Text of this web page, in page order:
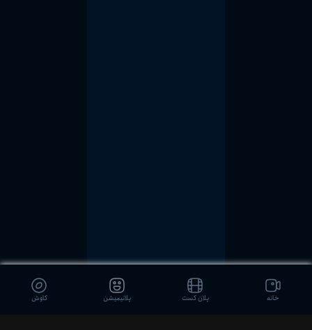
خانه پلان کست پلانیمیشن کاوش